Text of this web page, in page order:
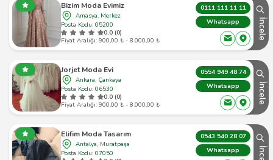
Bizim Moda Evimiz
Amasya, Merkez
Posta Kodu: 05200
0.0 (0)
Fiyat Aralığı: 900,00 ₺ - 8.000,00 ₺
0111 111 11 11
Whatsapp
İncele
Jorjet Moda Evi
Ankara, Çankaya
Posta Kodu: 06530
0.0 (0)
Fiyat Aralığı: 900,00 ₺ - 8.000,00 ₺
0554 949 48 74
Whatsapp
İncele
Elifim Moda Tasarım
Antalya, Muratpaşa
Posta Kodu: 07050
0543 540 28 07
Whatsapp